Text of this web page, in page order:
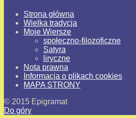
Strona główna
Wielka tradycja
Moje Wiersze
społeczno-filozoficzne
Satyra
liryczne
Nota prawna
Informacja o plikach cookies
MAPA STRONY
© 2015 Epigramat
Do góry